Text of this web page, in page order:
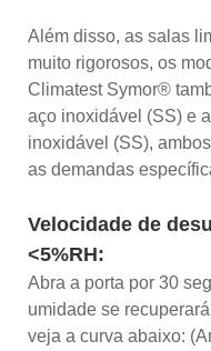
Além disso, as salas
muito rigorosos, os
Climatest Symor®
aço inoxidável (SS) e
inoxidável (SS),
as demandas
Velocidade de
<5%RH:
Abra a porta por 30
umidade se
veja a curva abaixo: